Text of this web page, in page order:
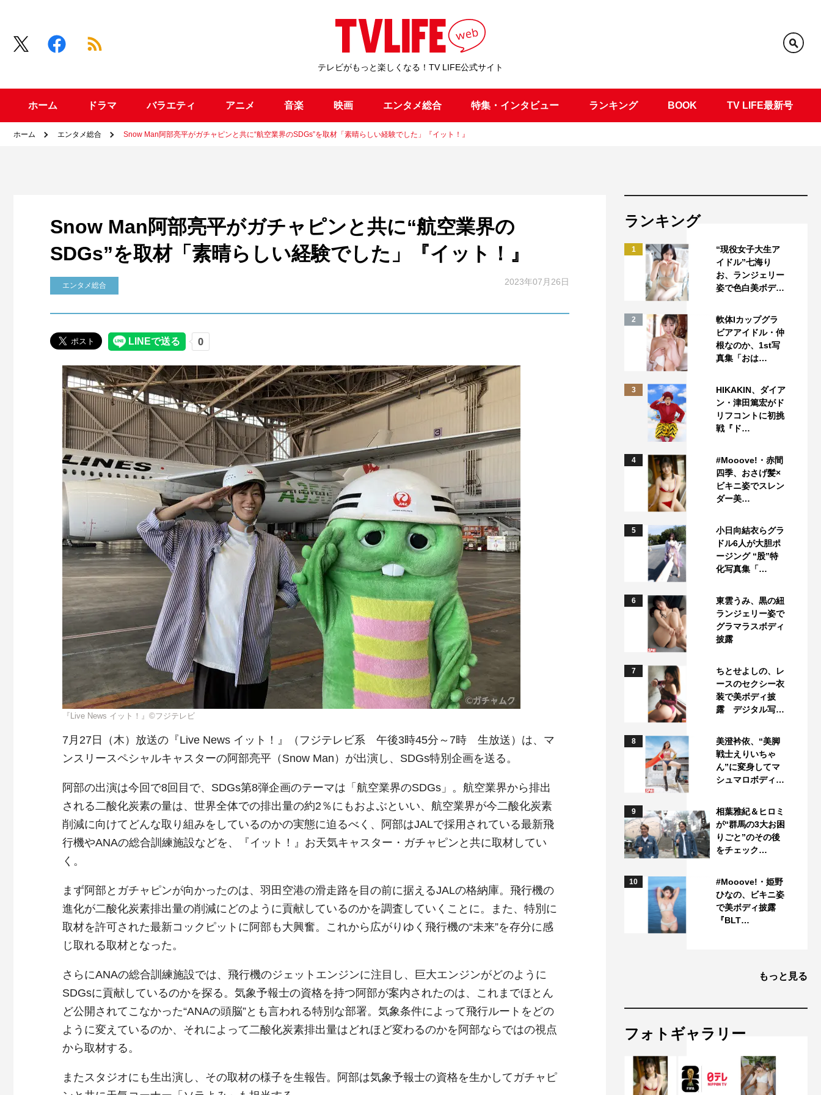
テレビがもっと楽しくなる！TV LIFE公式サイト
ホーム ドラマ バラエティ アニメ 音楽 映画 エンタメ総合 特集・インタビュー ランキング BOOK TV LIFE最新号
ホーム エンタメ総合 Snow Man阿部亮平がガチャピンと共に“航空業界のSDGs”を取材「素晴らしい経験でした」『イット！』
Snow Man阿部亮平がガチャピンと共に“航空業界の
SDGs”を取材「素晴らしい経験でした」『イット！』
エンタメ総合 2023年07月26日
『Live News イット！』©フジテレビ
7月27日（木）放送の『Live News イット！』（フジテレビ系 午後3時45分～7時 生放送）は、マ
ンスリースペシャルキャスターの阿部亮平（Snow Man）が出演し、SDGs特別企画を送る。
阿部の出演は今回で8回目で、SDGs第8弾企画のテーマは「航空業界のSDGs」。航空業界から排出
される二酸化炭素の量は、世界全体での排出量の約2％にもおよぶといい、航空業界が今二酸化炭素
削減に向けてどんな取り組みをしているのかの実態に迫るべく、阿部はJALで採用されている最新飛
行機やANAの総合訓練施設などを、『イット！』お天気キャスター・ガチャピンと共に取材してい
く。
まず阿部とガチャピンが向かったのは、羽田空港の滑走路を目の前に据えるJALの格納庫。飛行機の
進化が二酸化炭素排出量の削減にどのように貢献しているのかを調査していくことに。また、特別に
取材を許可された最新コックピットに阿部も大興奮。これから広がりゆく飛行機の“未来”を存分に感
じ取れる取材となった。
さらにANAの総合訓練施設では、飛行機のジェットエンジンに注目し、巨大エンジンがどのように
SDGsに貢献しているのかを探る。気象予報士の資格を持つ阿部が案内されたのは、これまでほとん
ど公開されてこなかった“ANAの頭脳”とも言われる特別な部署。気象条件によって飛行ルートをどの
ように変えているのか、それによって二酸化炭素排出量はどれほど変わるのかを阿部ならではの視点
から取材する。
またスタジオにも生出演し、その取材の様子を生報告。阿部は気象予報士の資格を生かしてガチャピ
ランキング
1
“現役女子大生ア
イドル”七海り
お、ランジェリー
姿で色白美ボデ…
2
軟体Iカップグラ
ビアアイドル・仲
根なのか、1st写
真集「おは…
3
HIKAKIN、ダイア
ン・津田篤宏がド
リフコントに初挑
戦『ド…
4
#Mooove!・赤間
四季、おさげ髪×
ビキニ姿でスレン
ダー美…
5
小日向結衣らグラ
ドル6人が大胆ポ
ージング “股”特
化写真集「…
6
東雲うみ、黒の紐
ランジェリー姿で
グラマラスボディ
披露
7
ちとせよしの、レ
ースのセクシー衣
装で美ボディ披
露 デジタル写…
8
美澄衿依、“美脚
戦士えりいちゃ
ん”に変身してマ
シュマロボディ…
9
相葉雅紀＆ヒロミ
が“群馬の3大お困
りごと”のその後
をチェック…
10
#Mooove!・姫野
ひなの、ビキニ姿
で美ボディ披露
『BLT…
もっと見る
フォトギャラリー